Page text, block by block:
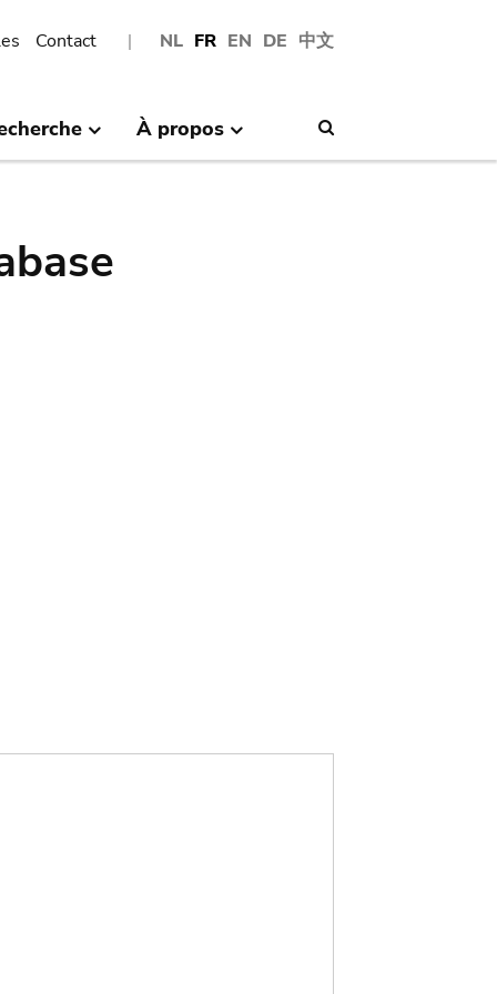
NL FR EN DE 中文
Contact
À propos